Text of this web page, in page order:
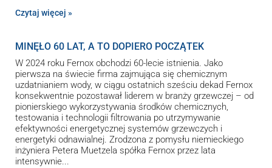
Czytaj więcej »
MINĘŁO 60 LAT, A TO DOPIERO POCZĄTEK
W 2024 roku Fernox obchodzi 60-lecie istnienia. Jako
pierwsza na świecie firma zajmująca się chemicznym
uzdatnianiem wody, w ciągu ostatnich sześciu dekad Fernox
konsekwentnie pozostawał liderem w branży grzewczej – od
pionierskiego wykorzystywania środków chemicznych,
testowania i technologii filtrowania po utrzymywanie
efektywności energetycznej systemów grzewczych i
energetyki odnawialnej. Zrodzona z pomysłu niemieckiego
inżyniera Petera Muetzela spółka Fernox przez lata
intensywnie